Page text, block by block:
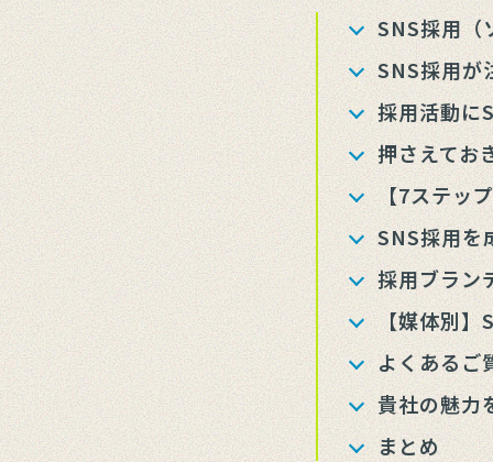
SNS採用（
SNS採用が
採用活動に
押さえてお
【7ステッ
SNS採用を
採用ブラン
【媒体別】
よくあるご
貴社の魅力
まとめ